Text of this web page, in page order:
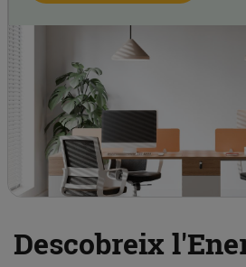
Descobreix